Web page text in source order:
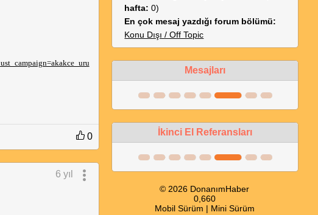
0
6 yıl
hafta: 0)
En çok mesaj yazdığı forum bölümü:
Konu Dışı / Off Topic
Mesajları
İkinci El Referansları
© 2026 DonanımHaber
0,660
Mobil Sürüm | Mini Sürüm